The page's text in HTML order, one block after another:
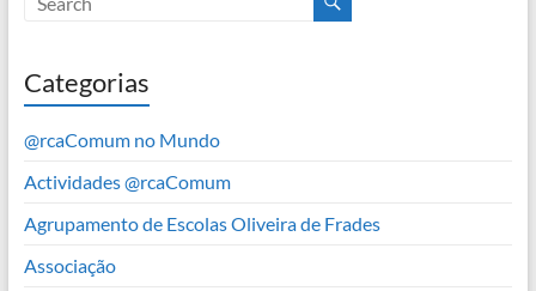
Categorias
@rcaComum no Mundo
Actividades @rcaComum
Agrupamento de Escolas Oliveira de Frades
Associação